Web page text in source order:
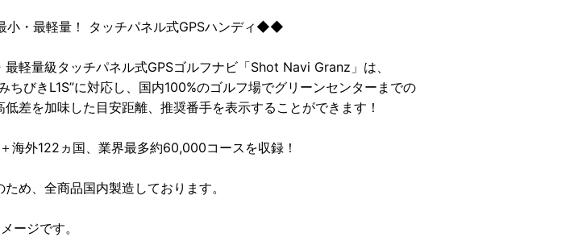
・最軽量！ タッチパネル式GPSハンディ◆◆
最軽量級タッチパネル式GPSゴルフナビ「Shot Navi Granz」は、
ちびきL1S”に対応し、国内100%のゴルフ場でグリーンセンターまでの
低差を加味した目安距離、推奨番手を表示することができます！
海外122ヵ国、業界最多約60,000コースを収録！
め、全商品国内製造しております。
ージです。